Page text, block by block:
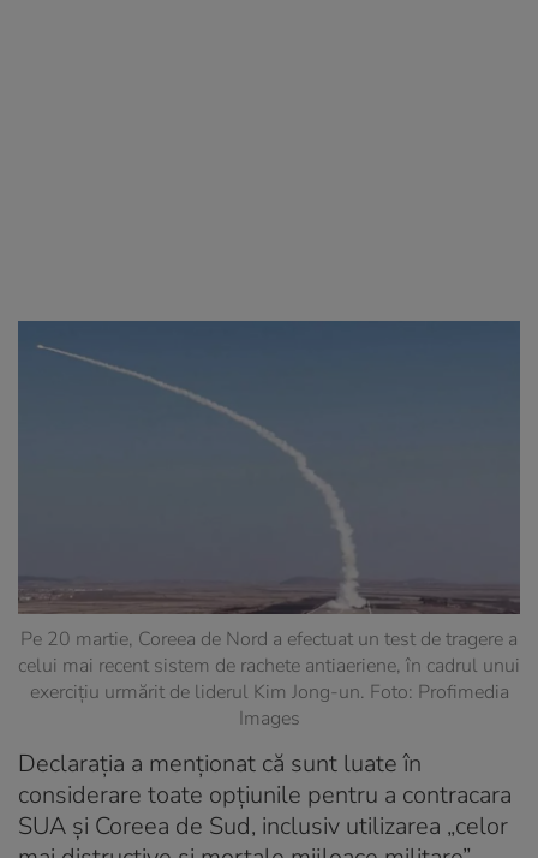
Pe 20 martie, Coreea de Nord a efectuat un test de tragere a
celui mai recent sistem de rachete antiaeriene, în cadrul unui
exercițiu urmărit de liderul Kim Jong-un. Foto: Profimedia
Images
Declarația a menționat că sunt luate în
considerare toate opțiunile pentru a contracara
SUA și Coreea de Sud, inclusiv utilizarea „celor